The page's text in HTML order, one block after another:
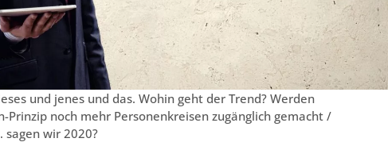
und jenes und das. Wohin geht der Trend? Werden
noch mehr Personenkreisen zugänglich gemacht /
sagen wir 2020?